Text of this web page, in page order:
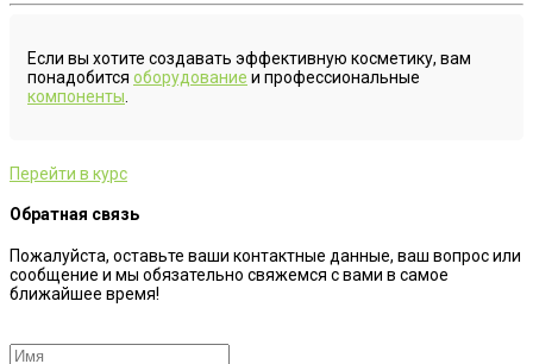
Если вы хотите создавать эффективную косметику, вам
понадобится оборудование и профессиональные
компоненты
Перейти в курс
Обратная связь
Пожалуйста, оставьте ваши контактные данные, ваш вопрос или
сообщение и мы обязательно свяжемся с вами в самое
ближайшее время!